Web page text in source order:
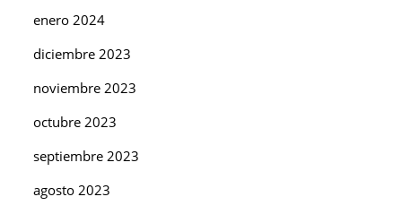
enero 2024
diciembre 2023
noviembre 2023
octubre 2023
septiembre 2023
agosto 2023